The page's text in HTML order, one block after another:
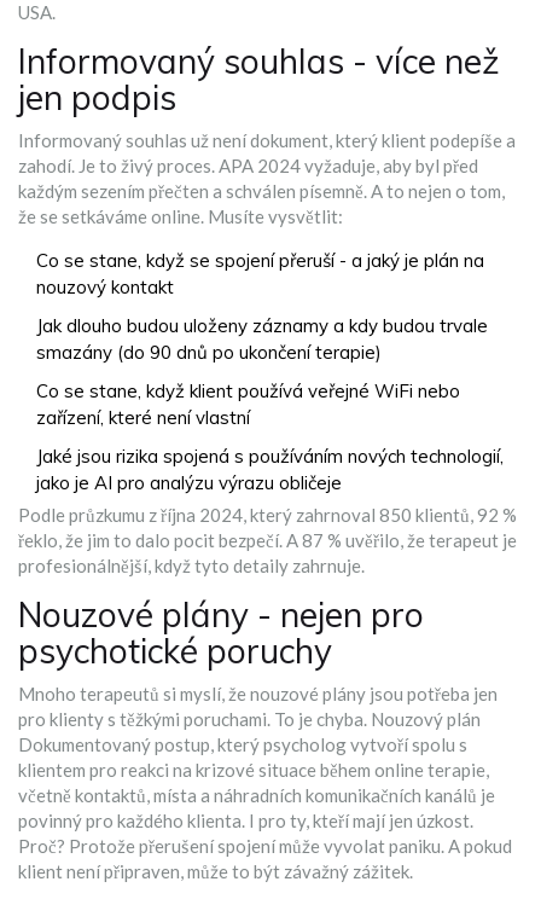
USA.
Informovaný souhlas - více než
jen podpis
Informovaný souhlas už není dokument, který klient podepíše a
zahodí. Je to živý proces. APA 2024 vyžaduje, aby byl před
každým sezením přečten a schválen písemně. A to nejen o tom,
že se setkáváme online. Musíte vysvětlit:
Co se stane, když se spojení přeruší - a jaký je plán na
nouzový kontakt
Jak dlouho budou uloženy záznamy a kdy budou trvale
smazány (do 90 dnů po ukončení terapie)
Co se stane, když klient používá veřejné WiFi nebo
zařízení, které není vlastní
Jaké jsou rizika spojená s používáním nových technologií,
jako je AI pro analýzu výrazu obličeje
Podle průzkumu z října 2024, který zahrnoval 850 klientů, 92 %
řeklo, že jim to dalo pocit bezpečí. A 87 % uvěřilo, že terapeut je
profesionálnější, když tyto detaily zahrnuje.
Nouzové plány - nejen pro
psychotické poruchy
Mnoho terapeutů si myslí, že nouzové plány jsou potřeba jen
pro klienty s těžkými poruchami. To je chyba. Nouzový plán
Dokumentovaný postup, který psycholog vytvoří spolu s
klientem pro reakci na krizové situace během online terapie,
včetně kontaktů, místa a náhradních komunikačních kanálů je
povinný pro každého klienta. I pro ty, kteří mají jen úzkost.
Proč? Protože přerušení spojení může vyvolat paniku. A pokud
klient není připraven, může to být závažný zážitek.